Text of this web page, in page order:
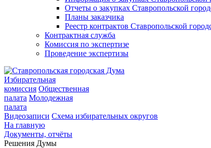
Отчеты о закупках Ставропольской
Планы заказчика
Реестр контрактов Ставропольской
Контрактная служба
Комиссия по экспертизе
Проведение экспертизы
Избирательная
комиссия Общественная
палата Молодежная
палата
Видеозаписи Схема избирательных округов
На главную
Документы, отчёты
Решения Думы